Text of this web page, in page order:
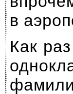
в
Как